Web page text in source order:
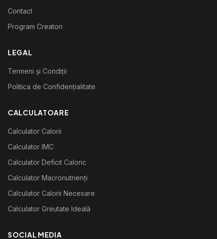
Contact
Program Creatori
LEGAL
Termeni și Condiții
Politica de Confidențialitate
CALCULATOARE
Calculator Calorii
Calculator IMC
Calculator Deficit Caloric
Calculator Macronutrienți
Calculator Calorii Necesare
Calculator Greutate Ideală
SOCIAL MEDIA